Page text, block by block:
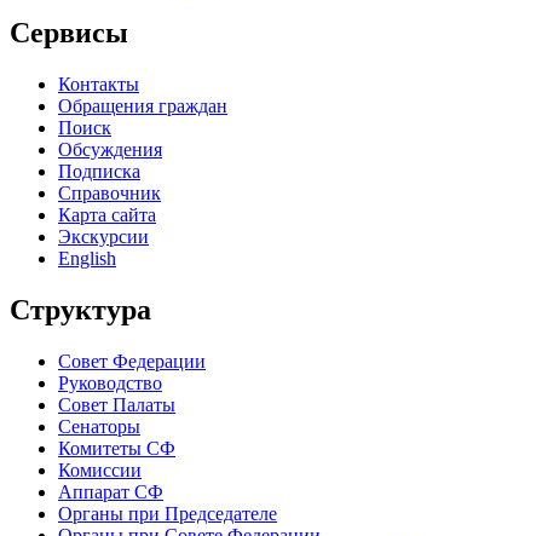
Сервисы
Контакты
Обращения граждан
Поиск
Обсуждения
Подписка
Справочник
Карта сайта
Экскурсии
English
Структура
Совет Федерации
Руководство
Совет Палаты
Сенаторы
Комитеты СФ
Комиссии
Аппарат СФ
Органы при Председателе